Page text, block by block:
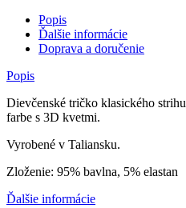
Popis
Ďalšie informácie
Doprava a doručenie
Popis
Dievčenské tričko klasického
farbe s 3D kvetmi.
Vyrobené v Taliansku.
Zloženie: 95% bavlna, 5% elastan
Ďalšie informácie